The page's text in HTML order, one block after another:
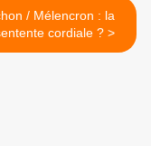
/ Mélencron : la
mésentente cordiale ? >